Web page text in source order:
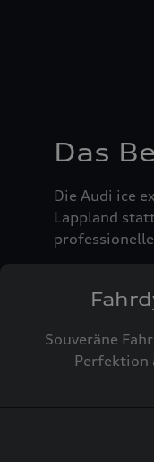
Das
Die Audi ice
Lappland
Souveräne
Perfektion